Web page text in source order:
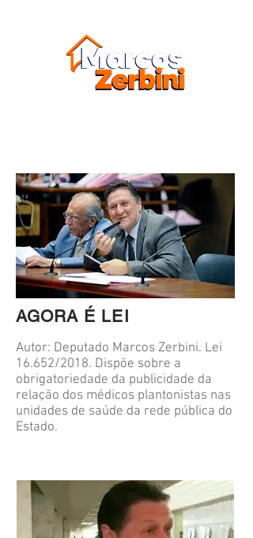
AGORA É LEI
Autor: Deputado Marcos Zerbini. Lei
16.652/2018. Dispõe sobre a
obrigatoriedade da publicidade da
relação dos médicos plantonistas nas
unidades de saúde da rede pública do
Estado.